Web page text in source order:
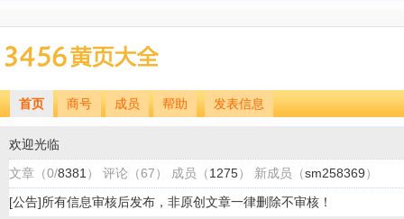
首页 商号 成员 帮助 发表信息
欢迎光临
文章（0/8381 ） 评论（67） 成员（1275） 新成员（sm258369）
[公告]所有信息审核后发布，非原创文章一律删除不审核！